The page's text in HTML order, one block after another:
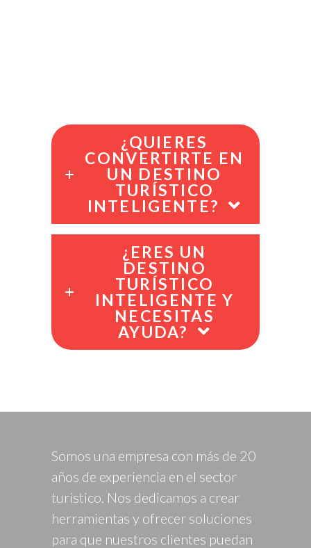
¿QUIERES
CONVERTIRTE EN
UN DESTINO
TURÍSTICO
INTELIGENTE?
¿ERES UN
DESTINO
TURÍSTICO
INTELIGENTE Y
NECESITAS
AYUDA?
Somos una empresa con más de 20
años de experiencia en el sector
turístico. Nos dedicamos a crear
herramientas y ofrecer soluciones
para que nuestros clientes puedan